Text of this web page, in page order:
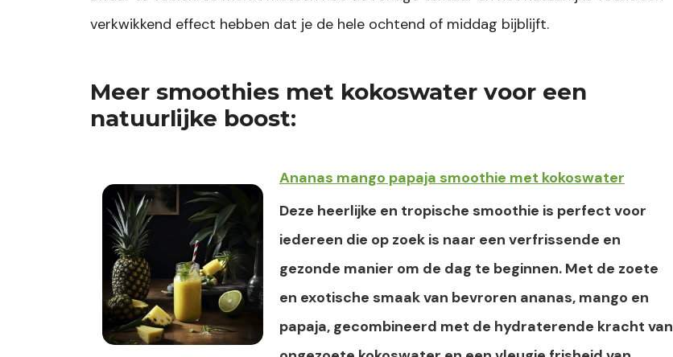
verkwikkend effect hebben dat je de hele ochtend of middag bijblijft.
Meer smoothies met kokoswater voor een
natuurlijke boost:
Ananas mango papaja smoothie met kokoswater
Deze heerlijke en tropische smoothie is perfect voor
iedereen die op zoek is naar een verfrissende en
gezonde manier om de dag te beginnen. Met de zoete
en exotische smaak van bevroren ananas, mango en
papaja, gecombineerd met de hydraterende kracht van